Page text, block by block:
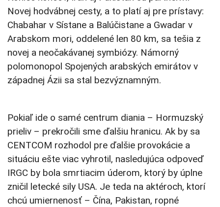
Novej hodvábnej cesty, a to platí aj pre prístavy:
Chabahar v Sístane a Balúčistane a Gwadar v
Arabskom mori, oddelené len 80 km, sa tešia z
novej a neočakávanej symbiózy. Námorný
polomonopol Spojených arabských emirátov v
západnej Ázii sa stal bezvýznamným.
Pokiaľ ide o samé centrum diania – Hormuzský
prieliv – prekročili sme ďalšiu hranicu. Ak by sa
CENTCOM rozhodol pre ďalšie provokácie a
situáciu ešte viac vyhrotil, nasledujúca odpoveď
IRGC by bola smrtiacim úderom, ktorý by úplne
zničil letecké sily USA. Je teda na aktéroch, ktorí
chcú umiernenosť – Čína, Pakistan, ropné